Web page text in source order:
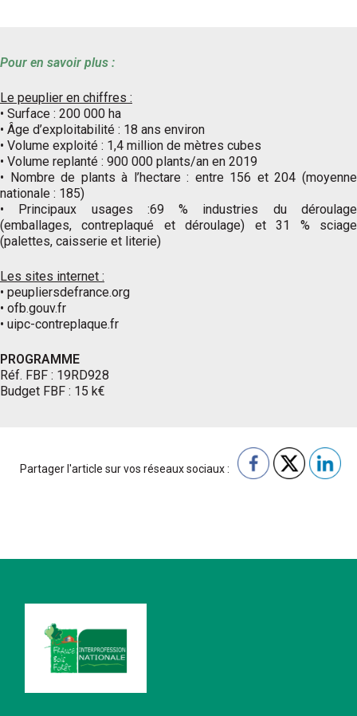
Pour en savoir plus :
Le peuplier en chiffres :
• Surface : 200 000 ha
• Âge d’exploitabilité : 18 ans environ
• Volume exploité : 1,4 million de mètres cubes
• Volume replanté : 900 000 plants/an en 2019
• Nombre de plants à l’hectare : entre 156 et 204 (moyenne
nationale : 185)
• Principaux usages :69 % industries du déroulage
(emballages, contreplaqué et déroulage) et 31 % sciage
(palettes, caisserie et literie)
Les sites internet :
• peupliersdefrance.org
• ofb.gouv.fr
• uipc-contreplaque.fr
PROGRAMME
Réf. FBF : 19RD928
Budget FBF : 15 k€
Partager l'article sur vos réseaux sociaux :